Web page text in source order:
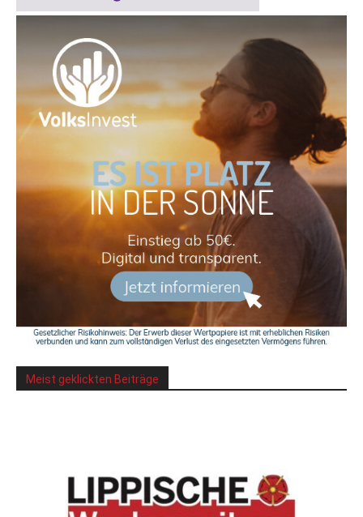
Meist geklickten Beiträge